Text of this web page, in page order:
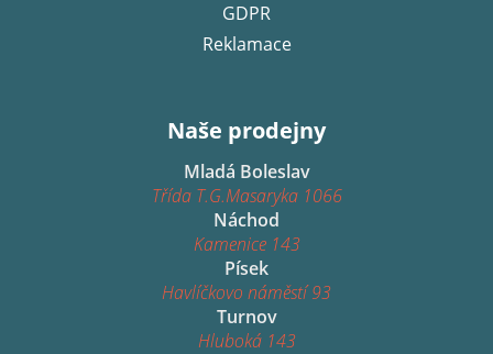
GDPR
Reklamace
Naše prodejny
Mladá Boleslav
Třída T.G.Masaryka 1066
Náchod
Kamenice 143
Písek
Havlíčkovo náměstí 93
Turnov
Hluboká 143